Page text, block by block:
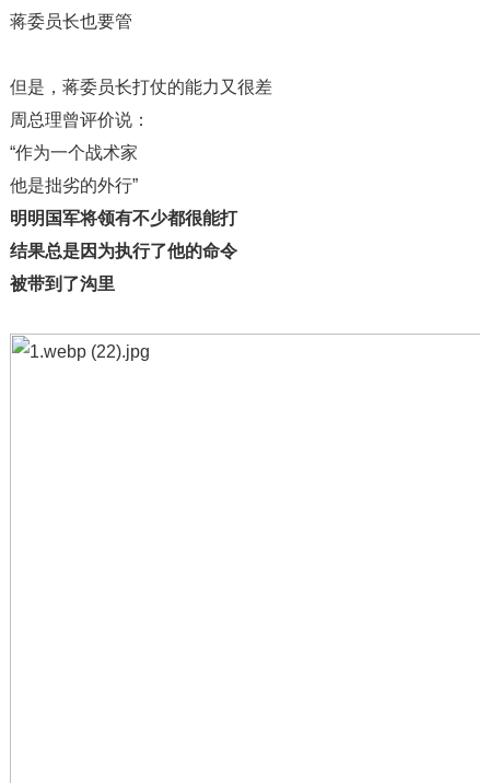
蒋委员长也要管
但是，蒋委员长打仗的能力又很差
周总理曾评价说：
“作为一个战术家
他是拙劣的外行”
明明国军将领有不少都很能打
结果总是因为执行了他的命令
被带到了沟里